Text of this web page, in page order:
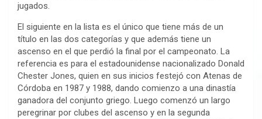
jugados.
El siguiente en la lista es el único que tiene más de un
título en las dos categorías y que además tiene un
ascenso en el que perdió la final por el campeonato. La
referencia es para el estadounidense nacionalizado Donald
Chester Jones, quien en sus inicios festejó con Atenas de
Córdoba en 1987 y 1988, dando comienzo a una dinastía
ganadora del conjunto griego. Luego comenzó un largo
peregrinar por clubes del ascenso y en la segunda